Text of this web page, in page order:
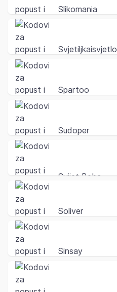
Slikomania
Svjetiljkaisvjetlo
Spartoo
Sudoper
Svijet Beba
Soliver
Sinsay